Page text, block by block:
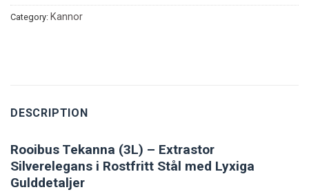
Category: Kannor
DESCRIPTION
Rooibus Tekanna (3L) – Extrastor
Silverelegans i Rostfritt Stål med Lyxiga
Gulddetaljer